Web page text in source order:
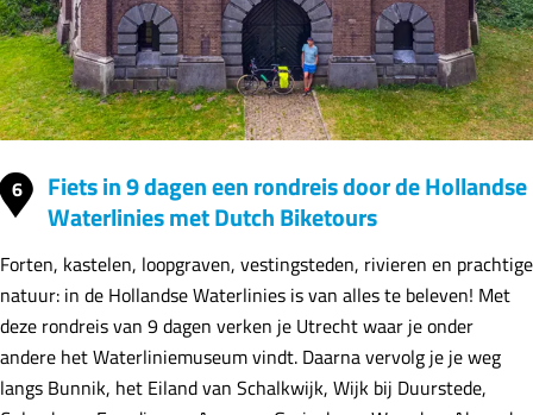
6
Fiets in 9 dagen een rondreis door de Hollandse
Waterlinies met Dutch Biketours
Forten, kastelen, loopgraven, vestingsteden, rivieren en prachtige
natuur: in de Hollandse Waterlinies is van alles te beleven! Met
deze rondreis van 9 dagen verken je Utrecht waar je onder
andere het Waterliniemuseum vindt. Daarna vervolg je je weg
langs Bunnik, het Eiland van Schalkwijk, Wijk bij Duurstede,